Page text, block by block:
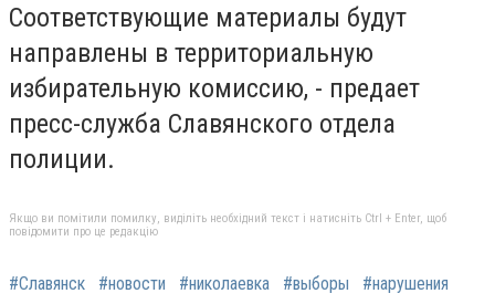
Соответствующие материалы будут
направлены в территориальную
избирательную комиссию, - предает
пресс-служба Славянского отдела
полиции.
Якщо ви помітили помилку, виділіть необхідний текст і натисніть Ctrl + Enter, щоб
повідомити про це редакцію
#Славянск #новости #николаевка #выборы #нарушения